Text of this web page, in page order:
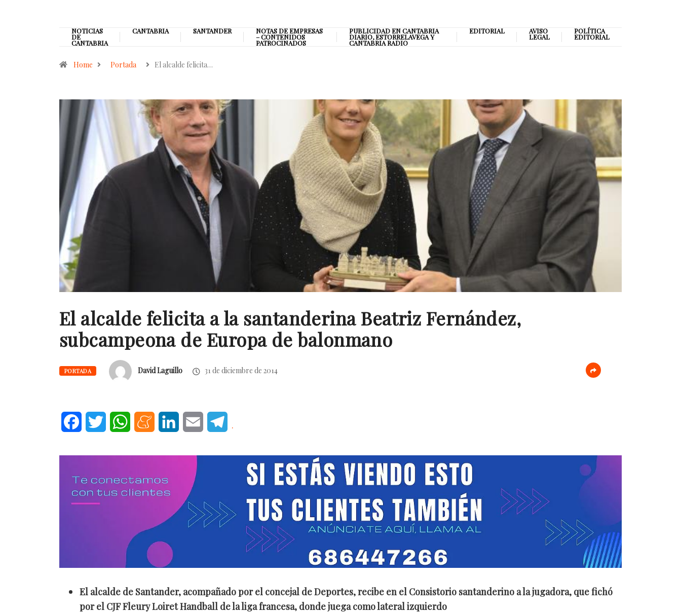
NOTICIAS
DE
CANTABRIA
CANTABRIA SANTANDER NOTAS DE EMPRESAS
– CONTENIDOS
PATROCINADOS
PUBLICIDAD EN CANTABRIA
DIARIO, ESTORRELAVEGA Y
CANTABRIA RADIO
EDITORIAL AVISO
LEGAL
POLÍTICA
EDITORIAL
Home Portada El alcalde felicita…
El alcalde felicita a la santanderina Beatriz Fernández,
subcampeona de Europa de balonmano
PORTADA David Laguillo 31 de diciembre de 2014
FacebookTwitter WhatsAppMeneameLinkedInEmail .
El alcalde de Santander, acompañado por el concejal de Deportes, recibe en el Consistorio santanderino a la jugadora, que fichó
por el CJF Fleury Loiret Handball de la liga francesa, donde juega como lateral izquierdo